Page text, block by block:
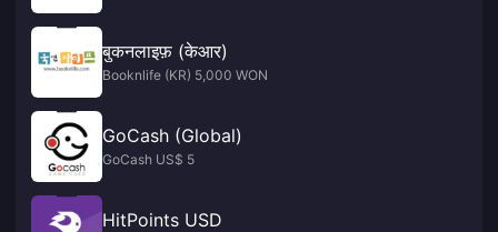
बुकनलाइफ़ (केआर)
Booknlife (KR) 5,000 WON
GoCash (Global)
GoCash US$ 5
HitPoints USD